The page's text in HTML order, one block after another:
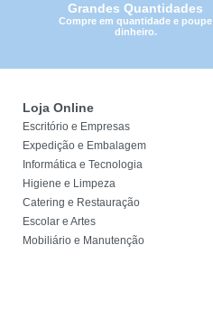
Grandes Quantidades
Compre em quantidade e poupe
dinheiro.
Loja Online
Escritório e Empresas
Expedição e Embalagem
Informática e Tecnologia
Higiene e Limpeza
Catering e Restauração
Escolar e Artes
Mobiliário e Manutenção